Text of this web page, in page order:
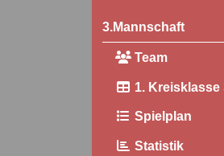
3.Mannschaft
Team
1. Kreisklasse
Spielplan
Statistik